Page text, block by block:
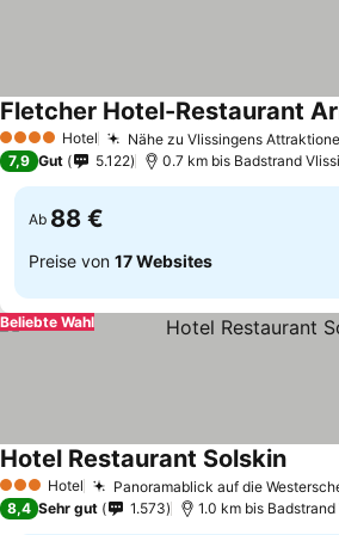
4 Sterne Hotel Nähe zu Vlissingens
Fletcher Hotel-Restaurant
7,9 Gut 5.122 0.7 km bis Badstrand
Ab 88 €
Preise von 17 Websites
Beliebte Wahl
3 SterneHotel Panoramablick auf die
Hotel Restaurant Solskin
8,4 Sehr gut 1.573 1.0 km bis